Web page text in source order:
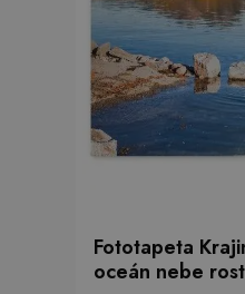
Fototapeta
oceán nebe